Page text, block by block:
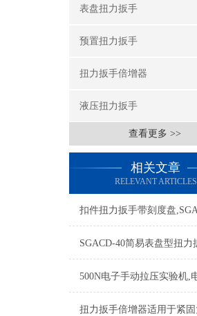
表盘扭力扳手
预置扭力扳手
扭力扳手倍增器
液压扭力扳手
查看更多 >>
相关文章
RELEVANT ARTICLES